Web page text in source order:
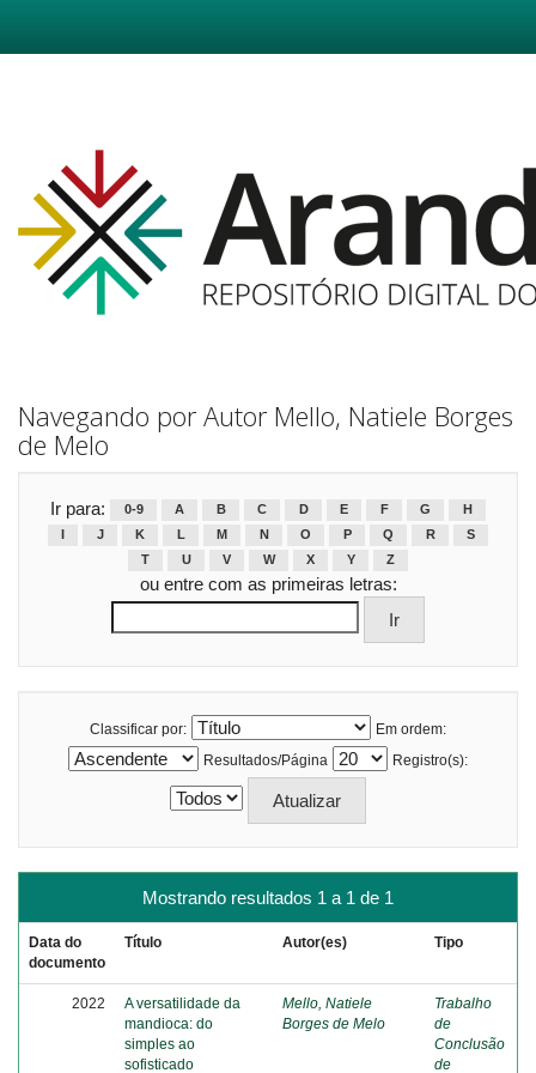
Navegando por Autor Mello, Natiele Borges
de Melo
Ir para: 0-9 A B C D E F G
H
J K L M N O P Q R
S
T
U V W X Y Z
ou entre com as primeiras letras:
Classificar por:
Em ordem:
Resultados/Página
Registro(s):
Mostrando resultados 1 a 1 de 1
Data do
documento
Título Autor(es) Tipo
2022
A versatilidade da
mandioca: do
simples ao
sofisticado
Mello, Natiele
Borges de Melo
Trabalho
de
Conclusão
de